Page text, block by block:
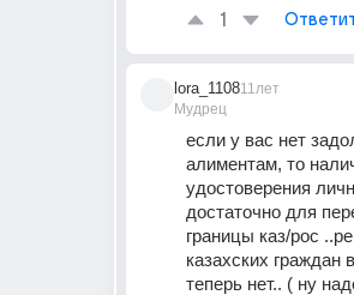
1
lora_1108
Мудрец
11лет
если у вас нет
алиментам, то
удостоверения
достаточно для
границы каз/рос
казахских граждан
теперь нет.. ( ну